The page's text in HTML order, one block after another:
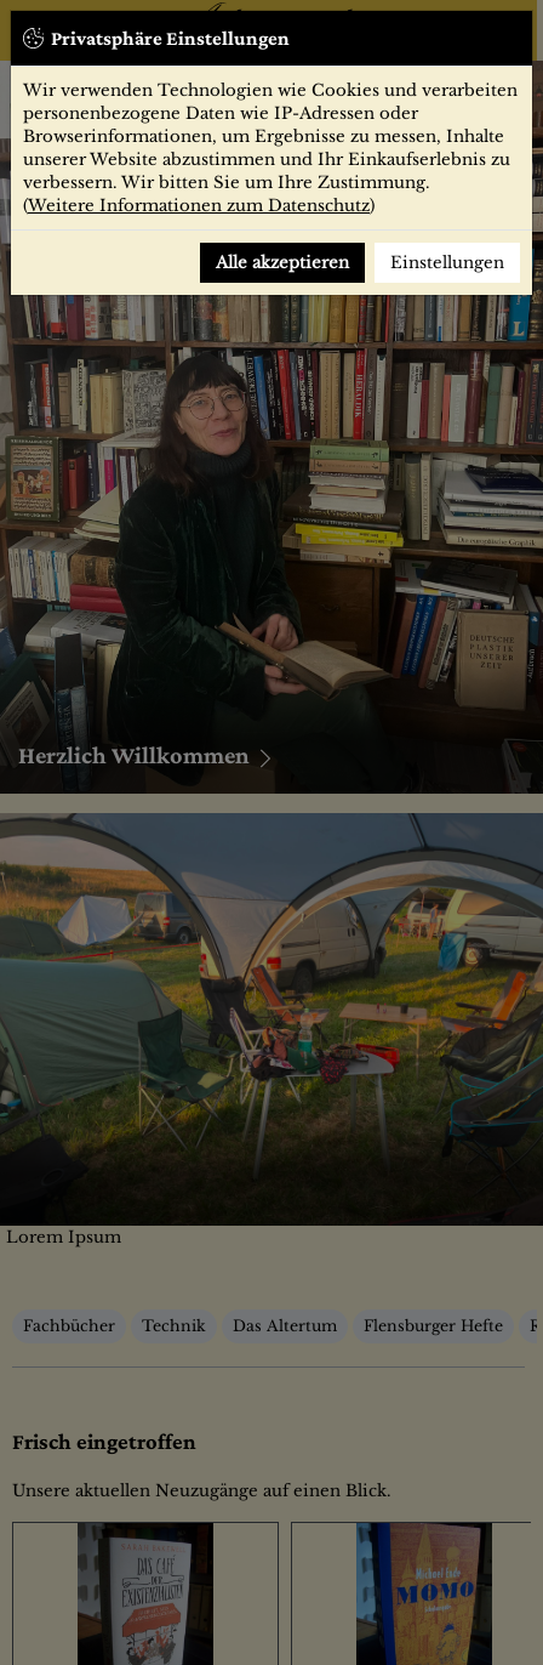
Privatsphäre Einstellungen
Wir verwenden Technologien wie Cookies und verarbeiten
personenbezogene Daten wie IP-Adressen oder
Browserinformationen, um Ergebnisse zu messen, Inhalte
unserer Website abzustimmen und Ihr Einkaufserlebnis zu
verbessern. Wir bitten Sie um Ihre Zustimmung.
(Weitere Informationen zum Datenschutz)
Alle akzeptieren Einstellungen
Startseite
Herzlich Willkommen
Lorem Ipsum
Fachbücher Technik Das Altertum Flensburger Hefte
Frisch eingetroffen
Unsere aktuellen Neuzugänge auf einen Blick.